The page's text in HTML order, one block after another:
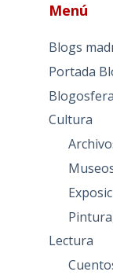
Menú
Blogs
Portada
Blogosfera
Cultura
Lectura